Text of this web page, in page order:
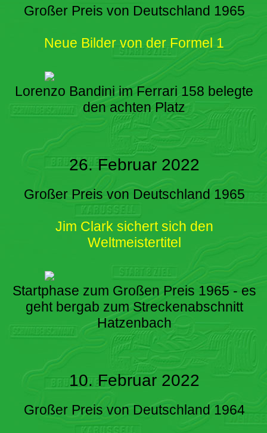
Großer Preis von Deutschland 1965
Neue Bilder von der Formel 1
Lorenzo Bandini im Ferrari 158 belegte
den achten Platz
26. Februar 2022
Großer Preis von Deutschland 1965
Jim Clark sichert sich den
Weltmeistertitel
Startphase zum Großen Preis 1965 - es
geht bergab zum Streckenabschnitt
Hatzenbach
10. Februar 2022
Großer Preis von Deutschland 1964